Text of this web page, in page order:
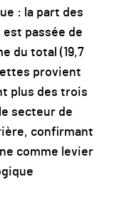
: la part des
passée de
du total (19,7
provient
plus des trois
secteur de
confirmant
comme levier